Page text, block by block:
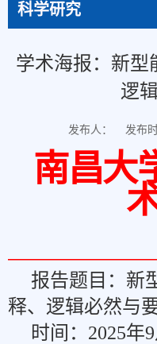
科学研究
学术海报：新型
逻
发布人： 发布
南昌大
报告题目： 新
释、逻辑必然与
时间：2025年9